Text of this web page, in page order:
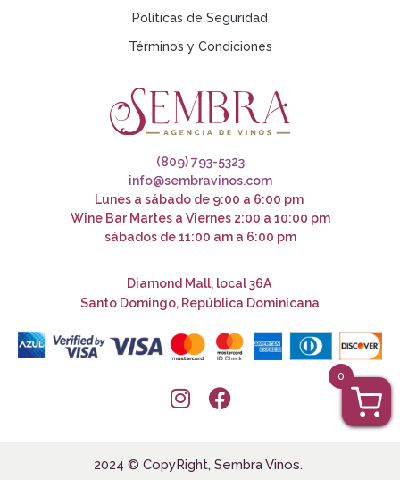
Políticas de Seguridad
Términos y Condiciones
(809) 793-5323
info@sembravinos.com
Lunes a sábado de 9:00 a 6:00 pm
Wine Bar Martes a Viernes 2:00 a 10:00 pm
sábados de 11:00 am a 6:00 pm
Diamond Mall, local 36A
Santo Domingo, República Dominicana
2024 © CopyRight, Sembra Vinos.
0